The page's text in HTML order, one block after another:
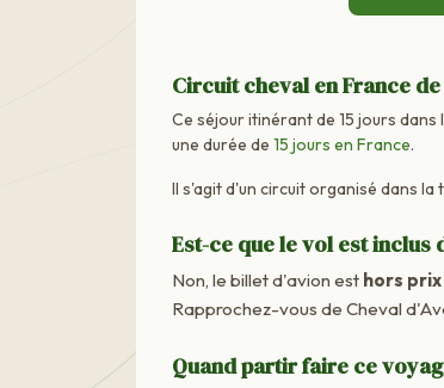
Circuit cheval en France
Ce séjour itinérant de 15 jours
une durée de 15 jours en France.
Il s'agit d'un circuit organisé dans la
Est-ce que le vol est inclus
Non, le billet d'avion est hors prix
Rapprochez-vous de Cheval
Quand partir faire ce